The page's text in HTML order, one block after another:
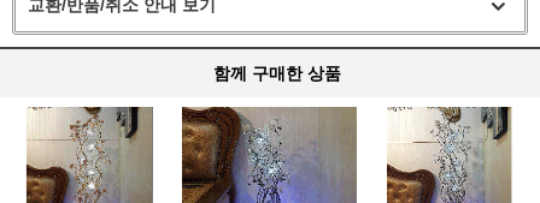
교환/반품/취소 안내 보기
함께 구매한 상품